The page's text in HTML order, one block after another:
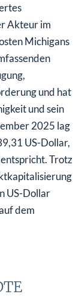
oder
Zukunft
Akteur im
Michigans
und hat
und sein
2025 lag
US-Dollar,
Trotz
US-Dollar
dem